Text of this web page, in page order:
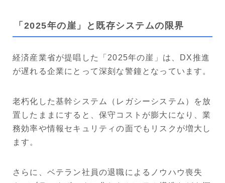
「2025年の崖」と既存システムの限界
経済産業省が提唱した「2025年の崖」は、DX推進
が遅れる企業にとって深刻な警鐘となっています。
老朽化した基幹システム（レガシーシステム）を放
置したままにすると、保守コストが膨大になり、業
務効率や情報セキュリティの面でもリスクが増大し
ます。
さらに、ベテラン社員の退職によるノウハウ喪失